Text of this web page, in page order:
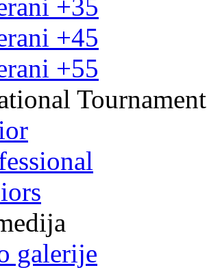
+35
+45
+55
galerije